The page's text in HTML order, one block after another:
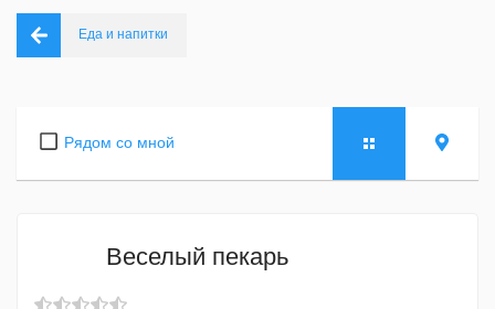
Еда и напитки
Рядом со мной
Веселый пекарь